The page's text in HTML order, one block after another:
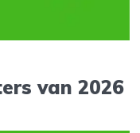
van 2026